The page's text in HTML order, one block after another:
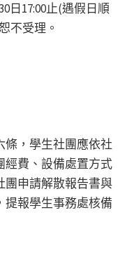
日17:00止(遇假日順
不受理。
條，學生社團應依社
經費、設備處置方式
團申請解散報告書與
提報學生事務處核備